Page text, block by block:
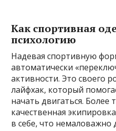
Как спортивная
психологию
Надевая спортивную
автоматически
активности. Это своего
лайфхак, который
начать двигаться. Более
качественная
в себе, что немаловажно